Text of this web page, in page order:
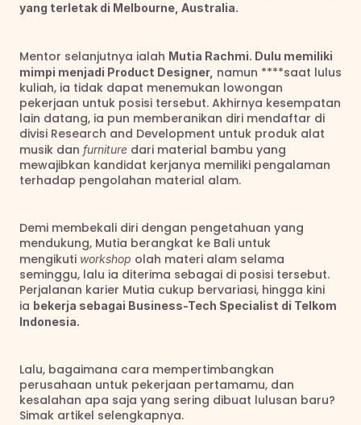
yang terletak di Melbourne, Australia.
Mentor selanjutnya ialah Mutia Rachmi. Dulu memiliki
mimpi menjadi Product Designer, namun ****saat lulus
kuliah, ia tidak dapat menemukan lowongan
pekerjaan untuk posisi tersebut. Akhirnya kesempatan
lain datang, ia pun memberanikan diri mendaftar di
divisi Research and Development untuk produk alat
musik dan furniture dari material bambu yang
mewajibkan kandidat kerjanya memiliki pengalaman
terhadap pengolahan material alam.
Demi membekali diri dengan pengetahuan yang
mendukung, Mutia berangkat ke Bali untuk
mengikuti workshop olah materi alam selama
seminggu, lalu ia diterima sebagai di posisi tersebut.
Perjalanan karier Mutia cukup bervariasi, hingga kini
ia bekerja sebagai Business-Tech Specialist di Telkom
Indonesia.
Lalu, bagaimana cara mempertimbangkan
perusahaan untuk pekerjaan pertamamu, dan
kesalahan apa saja yang sering dibuat lulusan baru?
Simak artikel selengkapnya.